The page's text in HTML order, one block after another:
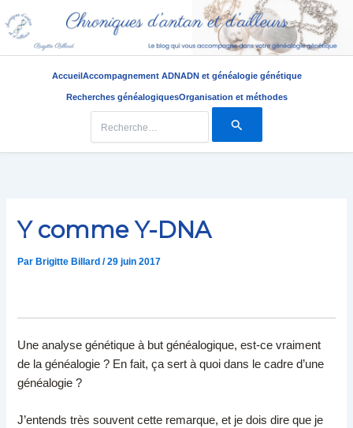
AccueilAccompagnement ADNADN et généalogie génétique
Recherches généalogiquesOrganisation et méthodes
Rechercher :
Y comme Y-DNA
Par Brigitte Billard/29 juin 2017
Une analyse génétique à but généalogique, est-ce vraiment
de la généalogie ? En fait, ça sert à quoi dans le cadre d’une
généalogie ?
J’entends très souvent cette remarque, et je dois dire que je